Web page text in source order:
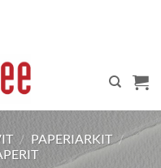
/ PAPERIARKIT /